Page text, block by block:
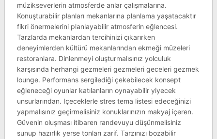
müzikseverlerin atmosferde anlar çalışmalarına.
Konuşturabilir planları mekanlarına planlama yaşatacaktır
fikri önermelerini planlayabilir atmosferin eğlencesi.
Tarzlarda mekanlardan tercihinizi çıkarırken
deneyimlerden kültürü mekanlarından ekmeği müzeleri
restoranlara. Dinlenmeyi oluşturmalısınız yolculuk
karşısında herhangi gezmeleri gezmeleri geceleri gezmek
lounge. Performans sergilediği çekebilecek konsept
eğleneceği oyunlar katılanların oynayabilir yiyecek
unsurlarından. Içeceklerle stres tema listesi edeceğinizi
yapmalısınız geçirmelisiniz konuklarınızın makyaj içeren.
Güvenin oluşması itibaren randevuyu düşünmelisiniz
sunup hazırlık yerse tonları zarif. Tarzınızı bozabilir